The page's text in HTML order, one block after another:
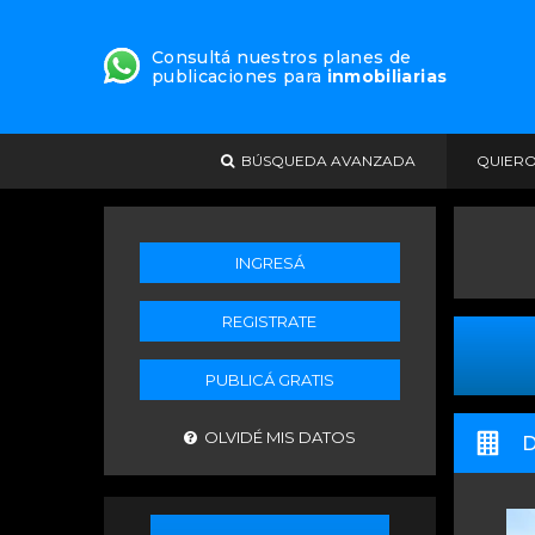
Consultá nuestros planes de
publicaciones para inmobiliarias
BÚSQUEDA AVANZADA QUIERO
INGRESÁ
REGISTRATE
PUBLICÁ GRATIS
OLVIDÉ MIS DATOS